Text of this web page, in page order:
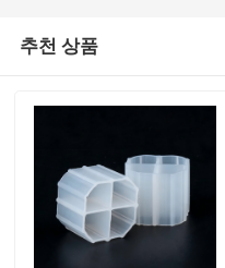
추천 상품